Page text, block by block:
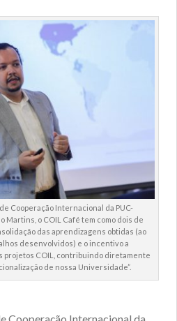
Cooperação Internacional da PUC-
Martins, o COIL Café tem como dois de
das aprendizagens obtidas (ao
desenvolvidos) e o incentivo a
projetos COIL, contribuindo diretamente
de nossa Universidade”.